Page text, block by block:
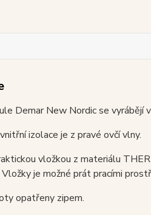
Demar New Nordic se
izolace je z pravé ovčí vlny.
vložkou z materiálu
je možné prát pracími
opatřeny zipem.